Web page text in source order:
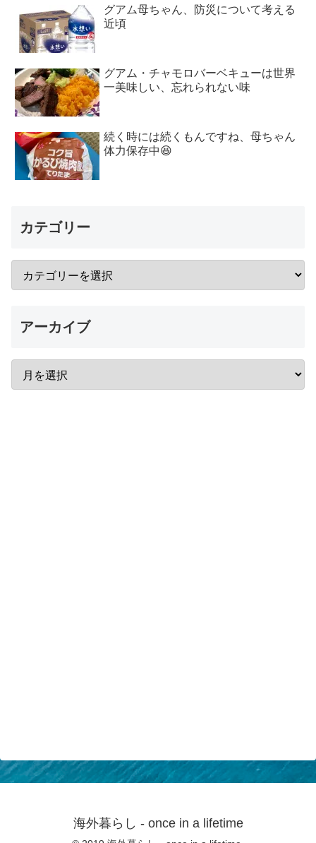
グアム母ちゃん、防災について考える
近頃
グアム・チャモロバーベキューは世界
一美味しい、忘れられない味
続く時には続くもんですね、母ちゃん
体力保存中😆
カテゴリー
アーカイブ
海外暮らし - once in a lifetime